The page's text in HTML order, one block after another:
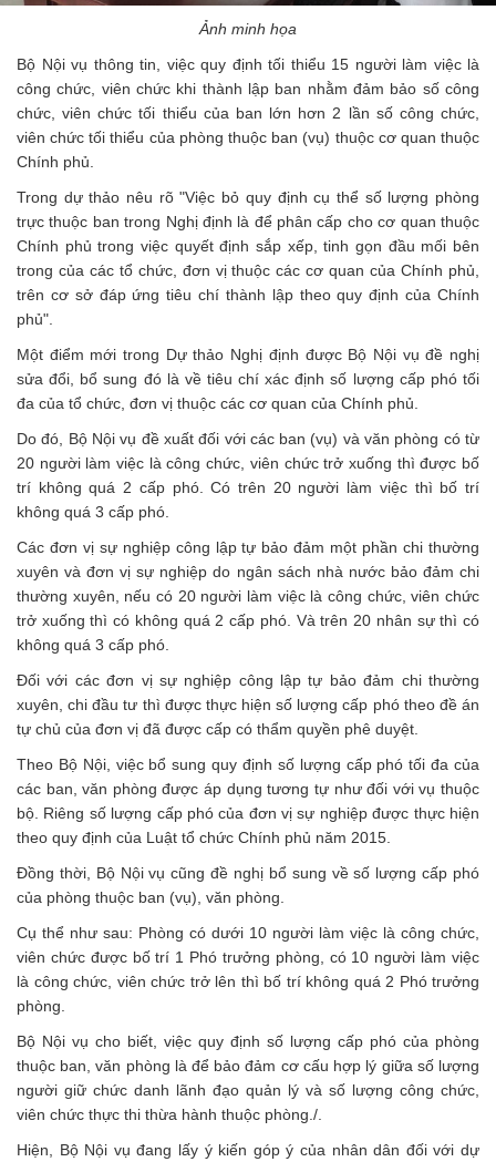
Ảnh minh họa
Bộ Nội vụ thông tin, việc quy định tối thiểu 15 người làm việc là
công chức, viên chức khi thành lập ban nhằm đảm bảo số công
chức, viên chức tối thiểu của ban lớn hơn 2 lần số công chức,
viên chức tối thiểu của phòng thuộc ban (vụ) thuộc cơ quan thuộc
Chính phủ.
Trong dự thảo nêu rõ "Việc bỏ quy định cụ thể số lượng phòng
trực thuộc ban trong Nghị định là để phân cấp cho cơ quan thuộc
Chính phủ trong việc quyết định sắp xếp, tinh gọn đầu mối bên
trong của các tổ chức, đơn vị thuộc các cơ quan của Chính phủ,
trên cơ sở đáp ứng tiêu chí thành lập theo quy định của Chính
phủ".
Một điểm mới trong Dự thảo Nghị định được Bộ Nội vụ đề nghị
sửa đổi, bổ sung đó là về tiêu chí xác định số lượng cấp phó tối
đa của tổ chức, đơn vị thuộc các cơ quan của Chính phủ.
Do đó, Bộ Nội vụ đề xuất đối với các ban (vụ) và văn phòng có từ
20 người làm việc là công chức, viên chức trở xuống thì được bố
trí không quá 2 cấp phó. Có trên 20 người làm việc thì bố trí
không quá 3 cấp phó.
Các đơn vị sự nghiệp công lập tự bảo đảm một phần chi thường
xuyên và đơn vị sự nghiệp do ngân sách nhà nước bảo đảm chi
thường xuyên, nếu có 20 người làm việc là công chức, viên chức
trở xuống thì có không quá 2 cấp phó. Và trên 20 nhân sự thì có
không quá 3 cấp phó.
Đối với các đơn vị sự nghiệp công lập tự bảo đảm chi thường
xuyên, chi đầu tư thì được thực hiện số lượng cấp phó theo đề án
tự chủ của đơn vị đã được cấp có thẩm quyền phê duyệt.
Theo Bộ Nội, việc bổ sung quy định số lượng cấp phó tối đa của
các ban, văn phòng được áp dụng tương tự như đối với vụ thuộc
bộ. Riêng số lượng cấp phó của đơn vị sự nghiệp được thực hiện
theo quy định của Luật tổ chức Chính phủ năm 2015.
Đồng thời, Bộ Nội vụ cũng đề nghị bổ sung về số lượng cấp phó
của phòng thuộc ban (vụ), văn phòng.
Cụ thể như sau: Phòng có dưới 10 người làm việc là công chức,
viên chức được bố trí 1 Phó trưởng phòng, có 10 người làm việc
là công chức, viên chức trở lên thì bố trí không quá 2 Phó trưởng
phòng.
Bộ Nội vụ cho biết, việc quy định số lượng cấp phó của phòng
thuộc ban, văn phòng là để bảo đảm cơ cấu hợp lý giữa số lượng
người giữ chức danh lãnh đạo quản lý và số lượng công chức,
viên chức thực thi thừa hành thuộc phòng./.
Hiện, Bộ Nội vụ đang lấy ý kiến góp ý của nhân dân đối với dự